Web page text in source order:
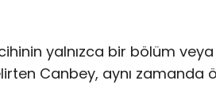
yalnızca bir bölüm
Canbey, aynı